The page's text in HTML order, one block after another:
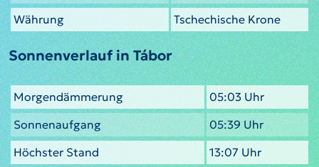
Währung
Tschechische Krone
Sonnenverlauf in Tábor
Morgendämmerung
05:03 Uhr
Sonnenaufgang
05:39 Uhr
Höchster Stand
13:07 Uhr